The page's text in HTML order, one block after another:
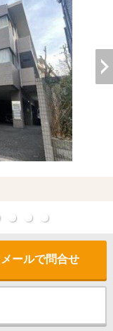
空間デザイン事例
6つの強み
会社概要
スタッフ紹介
お問い合わせ
メールで問合せ